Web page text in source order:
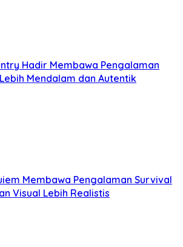
Hadir Membawa Pengalaman
Mendalam dan Autentik
Membawa Pengalaman Survival
Visual Lebih Realistis